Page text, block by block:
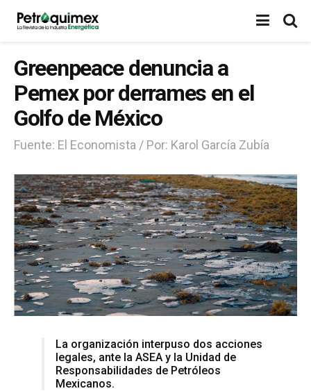
Greenpeace denuncia a
Pemex por derrames en el
Golfo de México
Fuente: El Economista / Por: Karol García Zubía
La organización interpuso dos acciones
legales, ante la ASEA y la Unidad de
Responsabilidades de Petróleos
Mexicanos.